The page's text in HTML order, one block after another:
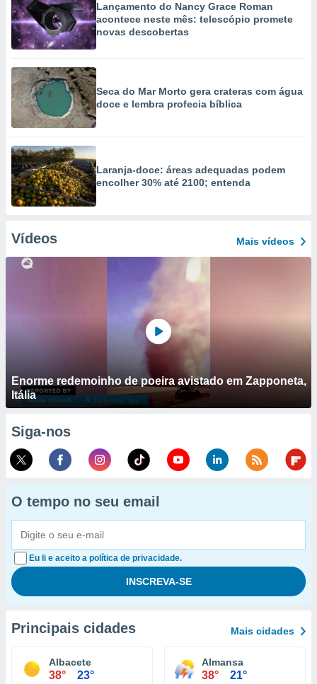
Lançamento do Nancy Grace Roman
acontece neste mês: telescópio promete
novas descobertas
Seca do Mar Morto gera crateras com água
doce e lembra profecia bíblica
Laranja-doce: áreas adequadas podem
encolher 30% até 2100; entenda
Vídeos Mais vídeos
Enorme redemoinho de poeira avistado em Zapponeta,
Itália
Siga-nos
O tempo no seu email
Eu li e aceito a política de privacidade.
Principais cidades Mais cidades
Albacete
38° 23°
Almansa
38° 21°